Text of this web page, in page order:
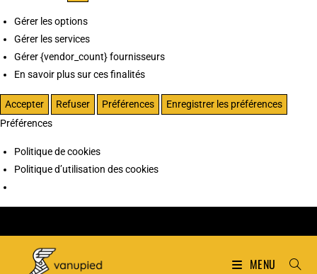
Gérer les options
Gérer les services
Gérer {vendor_count} fournisseurs
En savoir plus sur ces finalités
Accepter Refuser Préférences
Enregistrer les préférences
Préférences
Politique de cookies
Politique d’utilisation des cookies
MENU